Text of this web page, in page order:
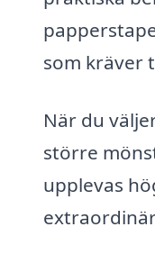
som kräver
När du
större
upplevas